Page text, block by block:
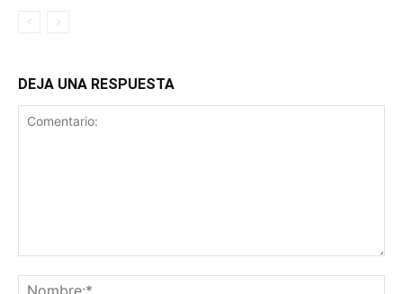
DEJA UNA RESPUESTA